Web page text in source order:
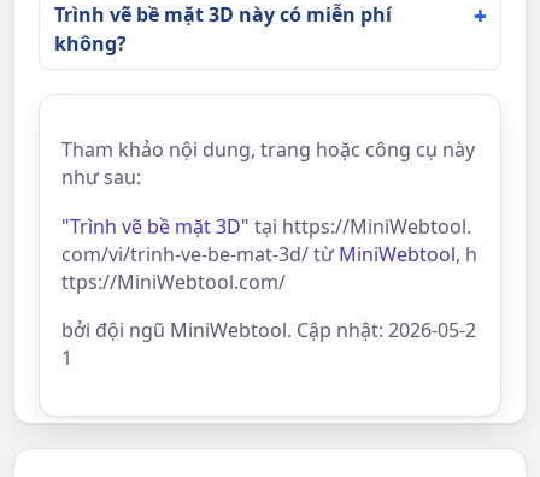
Trình vẽ bề mặt 3D này có miễn phí
không?
Tham khảo nội dung, trang hoặc công cụ này
như sau:
"Trình vẽ bề mặt 3D" tại https://MiniWebtool.
com/vi/trinh-ve-be-mat-3d/ từMiniWebtool, h
ttps://MiniWebtool.com/
bởi đội ngũ MiniWebtool. Cập nhật: 2026-05-2
1